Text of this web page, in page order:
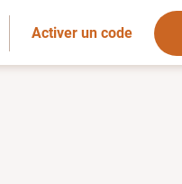
Activer un code